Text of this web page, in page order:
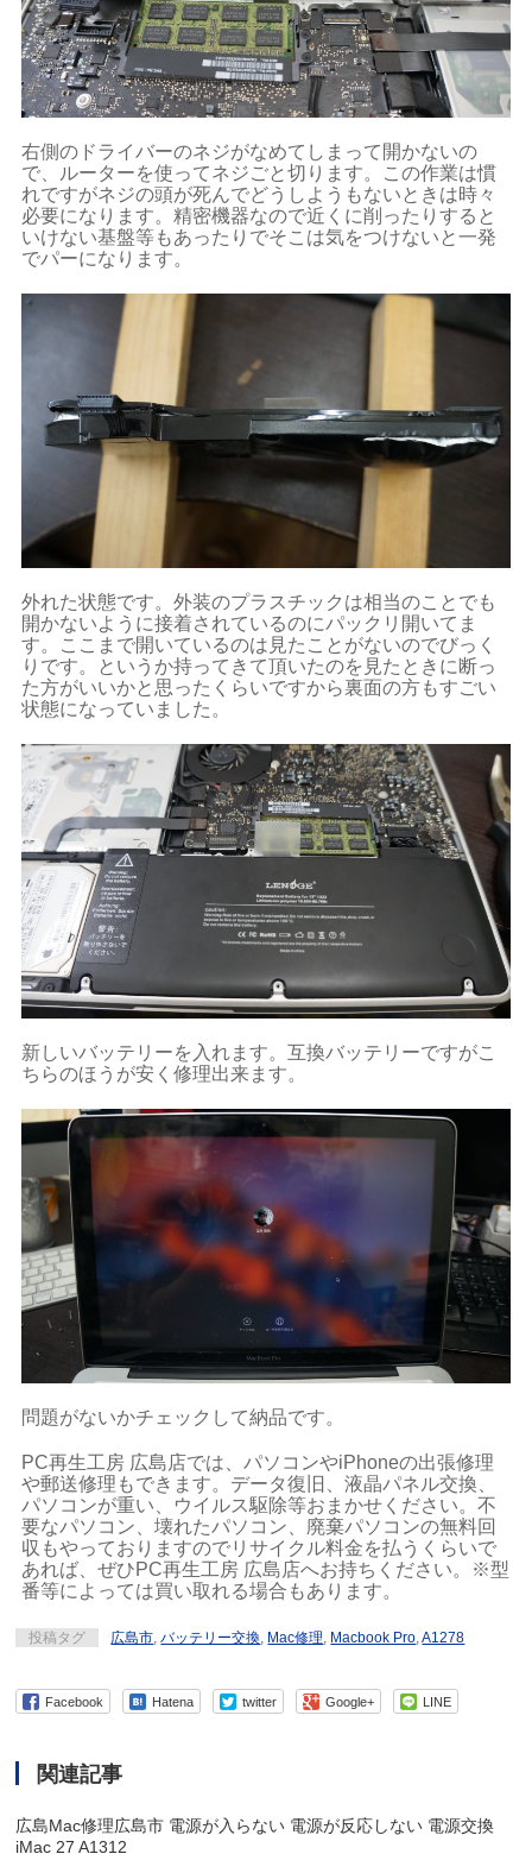
右側のドライバーのネジがなめてしまって開かないの
で、ルーターを使ってネジごと切ります。この作業は慣
れですがネジの頭が死んでどうしようもないときは時々
必要になります。精密機器なので近くに削ったりすると
いけない基盤等もあったりでそこは気をつけないと一発
でパーになります。
外れた状態です。外装のプラスチックは相当のことでも
開かないように接着されているのにパックリ開いてま
す。ここまで開いているのは見たことがないのでびっく
りです。というか持ってきて頂いたのを見たときに断っ
た方がいいかと思ったくらいですから裏面の方もすごい
状態になっていました。
新しいバッテリーを入れます。互換バッテリーですがこ
ちらのほうが安く修理出来ます。
問題がないかチェックして納品です。
PC再生工房 広島店では、パソコンやiPhoneの出張修理
や郵送修理もできます。データ復旧、液晶パネル交換、
パソコンが重い、ウイルス駆除等おまかせください。不
要なパソコン、壊れたパソコン、廃棄パソコンの無料回
収もやっておりますのでリサイクル料金を払うくらいで
あれば、ぜひPC再生工房 広島店へお持ちください。※型
番等によっては買い取れる場合もあります。
投稿タグ 広島市,バッテリー交換, Mac修理, Macbook Pro,A1278
Facebook Hatena twitter Google+ LINE
関連記事
広島Mac修理広島市 電源が入らない 電源が反応しない 電源交換
iMac 27 A1312